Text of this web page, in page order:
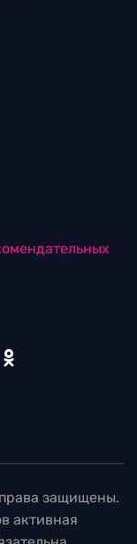
защищены.
активная